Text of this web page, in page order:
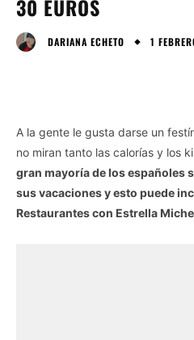
30 EUROS
DARIANA ECHETO 1
A la gente le gusta darse un
no miran tanto las calorías y los
gran mayoría de los españoles
sus vacaciones y esto puede
Restaurantes con Estrella